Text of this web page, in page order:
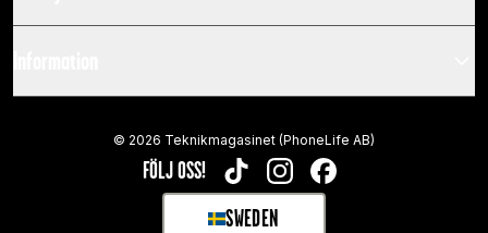
FÖLJ OSS! TIKTOKINSTAGRAMFACEBOOK
SWEDEN
© 2026 Teknikmagasinet (PhoneLife AB)